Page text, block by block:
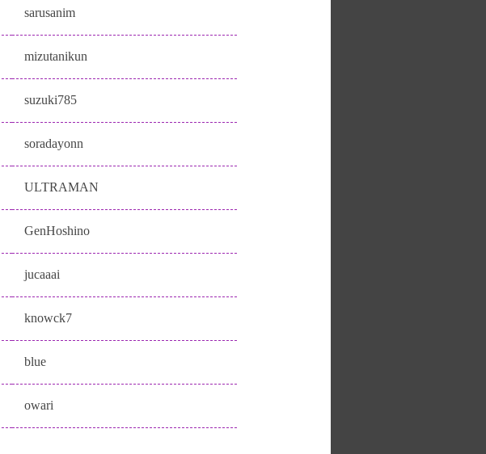
sarusanim
mizutanikun
suzuki785
soradayonn
ULTRAMAN
GenHoshino
jucaaai
knowck7
blue
owari